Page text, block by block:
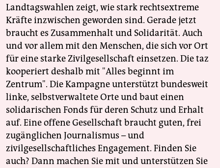
Landtagswahlen zeigt, wie stark rechtsextreme
Kräfte inzwischen geworden sind. Gerade jetzt
braucht es Zusammenhalt und Solidarität. Auch
und vor allem mit den Menschen, die sich vor Ort
für eine starke Zivilgesellschaft einsetzen. Die taz
kooperiert deshalb mit "Alles beginnt im
Zentrum". Die Kampagne unterstützt bundesweit
linke, selbstverwaltete Orte und baut einen
solidarischen Fonds für deren Schutz und Erhalt
auf. Eine offene Gesellschaft braucht guten, frei
zugänglichen Journalismus – und
zivilgesellschaftliches Engagement. Finden Sie
auch? Dann machen Sie mit und unterstützen Sie